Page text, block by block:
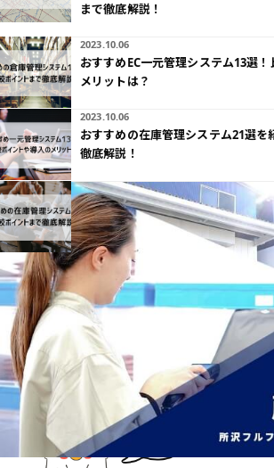
まで徹底解説！
2023.10.06
おすすめEC一元管理システム13選
メリットは？
2023.10.06
おすすめの在庫管理システム21選を
徹底解説！